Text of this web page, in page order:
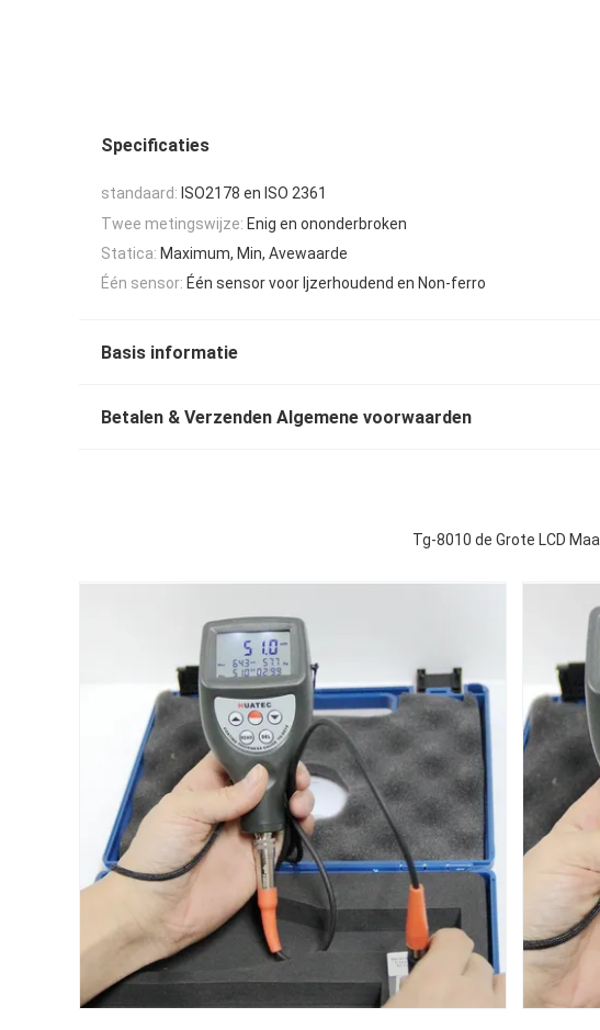
Specificaties
standaard: ISO2178 en ISO 2361
Twee metingswijze: Enig en ononderbroken
Statica: Maximum, Min, Avewaarde
Één sensor: Één sensor voor Ijzerhoudend en Non-ferro
Basis informatie
Betalen & Verzenden Algemene voorwaarden
Tg-8010 de Grote LCD